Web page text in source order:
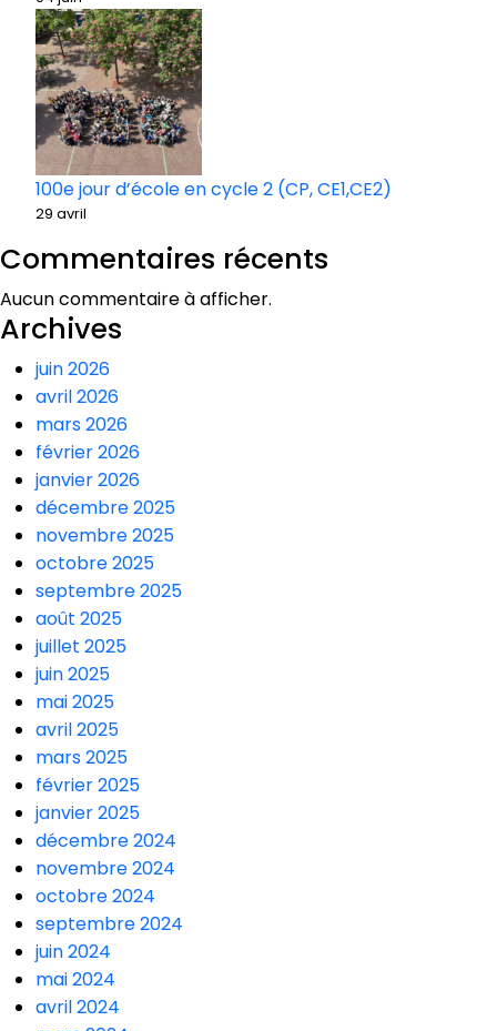
100e jour d’école en cycle 2 (CP, CE1,CE2)
29 avril
Commentaires récents
Aucun commentaire à afficher.
Archives
juin 2026
avril 2026
mars 2026
février 2026
janvier 2026
décembre 2025
novembre 2025
octobre 2025
septembre 2025
août 2025
juillet 2025
juin 2025
mai 2025
avril 2025
mars 2025
février 2025
janvier 2025
décembre 2024
novembre 2024
octobre 2024
septembre 2024
juin 2024
mai 2024
avril 2024